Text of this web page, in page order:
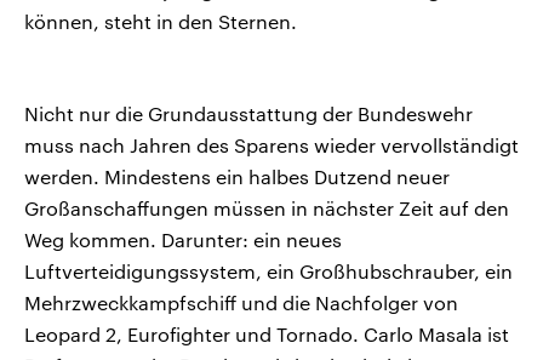
können, steht in den Sternen.
Nicht nur die Grundausstattung der Bundeswehr
muss nach Jahren des Sparens wieder vervollständigt
werden. Mindestens ein halbes Dutzend neuer
Großanschaffungen müssen in nächster Zeit auf den
Weg kommen. Darunter: ein neues
Luftverteidigungssystem, ein Großhubschrauber, ein
Mehrzweckkampfschiff und die Nachfolger von
Leopard 2, Eurofighter und Tornado. Carlo Masala ist